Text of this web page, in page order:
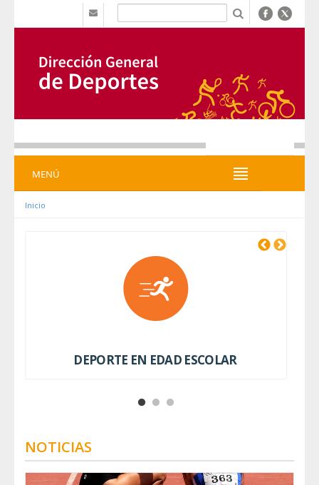
Hyppää sisältöön
MENÚ
Inicio
DEPORTE EN EDAD ESCOLAR
Previous
NOTICIAS